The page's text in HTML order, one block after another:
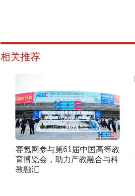
相关推荐
赛氪网参与第61届中国高等教
育博览会，助力产教融合与科
教融汇